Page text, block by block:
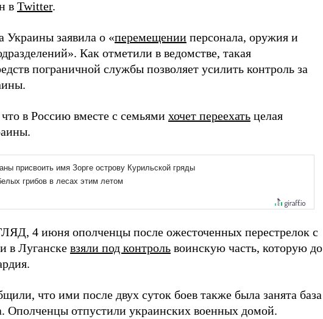
в Twitter.
Украины заявила о «перемещении персонала, оружия и
Как отметили в ведомстве, такая
пограничной службы позволяет усилить контроль за
в Россию вместе с семьями хочет переехать целая
4 июня ополченцы после ожесточенных перестрелок с
в Луганске взяли под контроль воинскую часть, которую до
что ими после двух суток боев также была занята база
Ополченцы отпустили украинских военных домой.